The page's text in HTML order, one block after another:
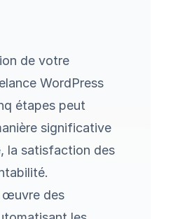
de votre
WordPress
étapes peut
significative
la satisfaction des
œuvre des